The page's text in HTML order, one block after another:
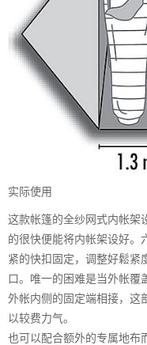
实际使用
这款帐篷的全纱网式内帐架
的很快便能将内帐架设好。
紧的快扣固定，调整好鬆紧
口。唯一的困难是当外帐覆
外帐内侧的固定端相接，这
以较费力气。
也可以配合额外的专属地布